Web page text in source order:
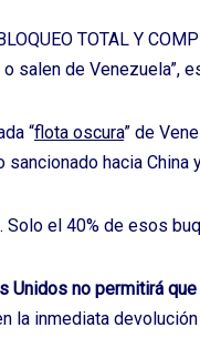
TOTAL Y
o salen de
“flota oscura” de
sancionado hacia China
Solo el 40% de esos
Unidos no permitirá
la inmediata